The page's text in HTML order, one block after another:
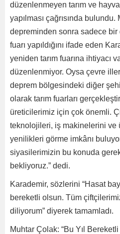
düzenlenmeyen tarım ve
yapılması çağrısında
depreminden sonra sadece bir
fuarı yapıldığını ifade eden
yeniden tarım fuarına ihtiyacı
düzenlenmiyor. Oysa çevre
deprem bölgesindeki diğer
olarak tarım fuarları
üreticilerimiz için çok önemli.
teknolojileri, iş makinelerini ve
yenilikleri görme imkânı
siyasilerimizin bu konuda
bekliyoruz.” dedi.
Karademir, sözlerini “Hasat
bereketli olsun. Tüm
diliyorum” diyerek tamamladı.
Muhtar Çolak: “Bu Yıl